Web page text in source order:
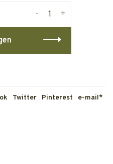
+
-
Twitter Pinterest e-mail*